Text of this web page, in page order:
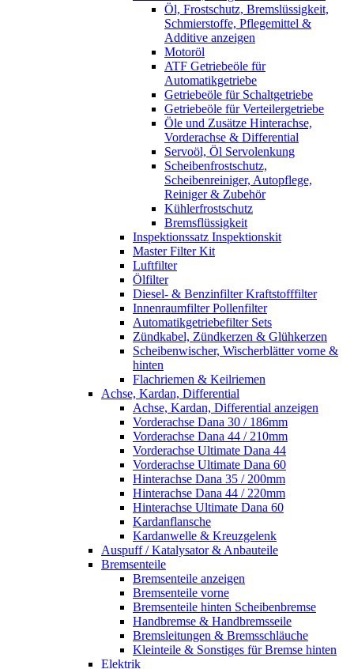
Öl, Frostschutz, Bremslüssigkeit,
Schmierstoffe, Pflegemittel &
Additive anzeigen
Motoröl
ATF Getriebeöle für
Automatikgetriebe
Getriebeöle für Schaltgetriebe
Getriebeöle für Verteilergetriebe
Öle und Zusätze Hinterachse,
Vorderachse & Differential
Servoöl, Öl Servolenkung
Scheibenfrostschutz,
Scheibenreiniger, Autopflege,
Reiniger & Zubehör
Kühlerfrostschutz
Bremsflüssigkeit
Inspektionssatz Inspektionskit
Master Filter Kit
Luftfilter
Ölfilter
Diesel- & Benzinfilter Kraftstofffilter
Innenraumfilter Pollenfilter
Automatikgetriebefilter Sets
Zündkabel, Zündkerzen & Glühkerzen
Scheibenwischer, Wischerblätter vorne &
hinten
Flachriemen & Keilriemen
Achse, Kardan, Differential
Achse, Kardan, Differential anzeigen
Vorderachse Dana 30 / 186mm
Vorderachse Dana 44 / 210mm
Vorderachse Ultimate Dana 44
Vorderachse Ultimate Dana 60
Hinterachse Dana 35 / 200mm
Hinterachse Dana 44 / 220mm
Hinterachse Ultimate Dana 60
Kardanflansche
Kardanwelle & Kreuzgelenk
Auspuff / Katalysator & Anbauteile
Bremsenteile
Bremsenteile anzeigen
Bremsenteile vorne
Bremsenteile hinten Scheibenbremse
Handbremse & Handbremsseile
Bremsleitungen & Bremsschläuche
Kleinteile & Sonstiges für Bremse hinten
Elektrik